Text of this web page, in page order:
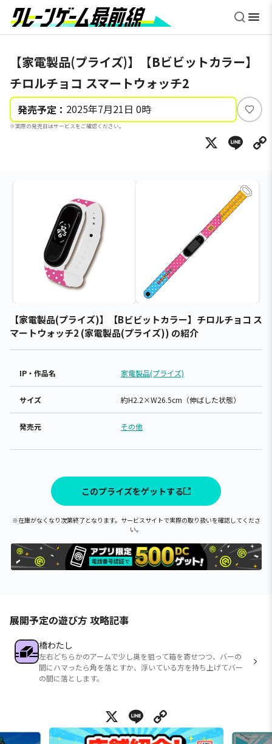
【家電製品(プライズ)】【Bビビットカラー】
チロルチョコ スマートウォッチ2
発売予定： 2025年7月21日 0時
※実際の発売日はサービスをご確認ください。
い
ね
X
【家電製品(プライズ)】【Bビビットカラー】チロルチョコ ス
マートウォッチ2 (家電製品(プライズ)) の紹介
IP・作品名 家電製品(プライズ)
サイズ 約H2.2×W26.5cm（伸ばした状態）
発売元 その他
このプライズをゲットする
※在庫がなくなり次第終了となります。サービスサイトで実際の取り扱いを確認してくださ
い。
展開予定の遊び方 攻略記事
橋わたし
左右どちらかのアームで少し奥を狙って箱を寄せつつ、バーの
間にハマったら角を落とすか、浮いている方を持ち上げてバー
の間に落とします。
X Line